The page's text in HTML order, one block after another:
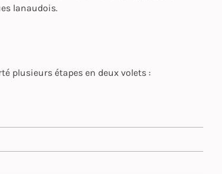
lanaudois.
plusieurs étapes en deux volets :